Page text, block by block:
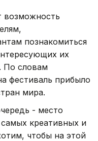
возможность
познакомиться
их
По словам
фестиваль прибыло
мира.
- место
креативных и
чтобы на этой